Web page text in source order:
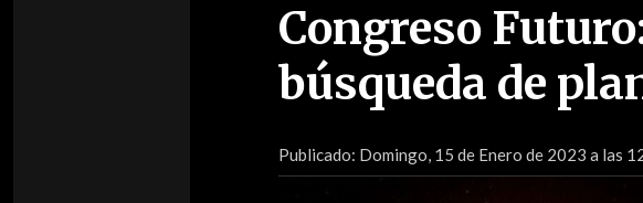
Congreso
búsqueda de
Publicado: Domingo, 15 de Enero de 2023 a las